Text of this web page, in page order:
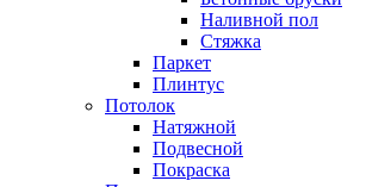
Наливной пол
Стяжка
Паркет
Плинтус
Потолок
Натяжной
Подвесной
Покраска